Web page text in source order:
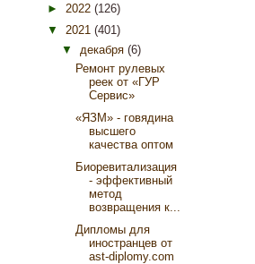
► 2022 (126)
▼ 2021 (401)
▼ декабря (6)
Ремонт рулевых
реек от «ГУР
Сервис»
«ЯЗМ» - говядина
высшего
качества оптом
Биоревитализация
- эффективный
метод
возвращения к...
Дипломы для
иностранцев от
ast-diplomy.com